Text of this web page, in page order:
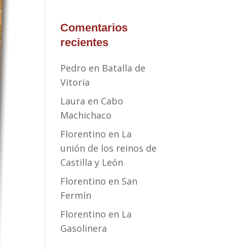
Comentarios
recientes
Pedro en Batalla de
Vitoria
Laura en Cabo
Machichaco
Florentino en La
unión de los reinos de
Castilla y León
Florentino en San
Fermín
Florentino en La
Gasolinera